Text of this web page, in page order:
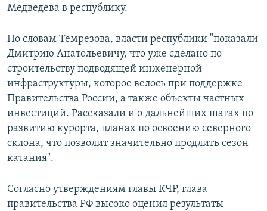
Медведева в республику.
По словам Темрезова, власти республики "показали
Дмитрию Анатольевичу, что уже сделано по
строительству подводящей инженерной
инфраструктуры, которое велось при поддержке
Правительства России, а также объекты частных
инвестиций. Рассказали и о дальнейших шагах по
развитию курорта, планах по освоению северного
склона, что позволит значительно продлить сезон
катания".
Согласно утверждениям главы КЧР, глава
правительства РФ высоко оценил результаты